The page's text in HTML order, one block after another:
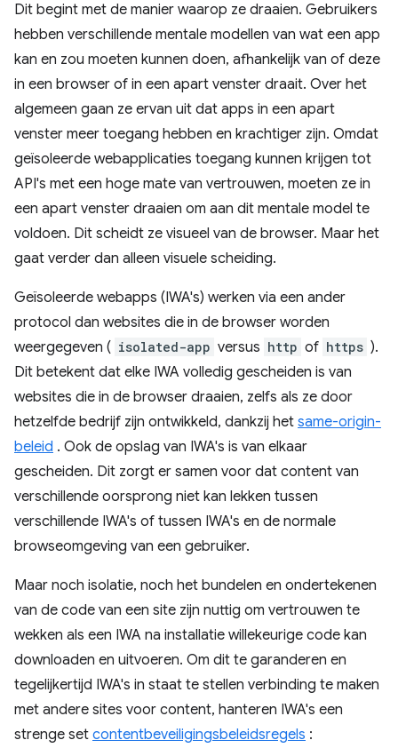
Dit begint met de manier waarop ze draaien. Gebruikers
hebben verschillende mentale modellen van wat een app
kan en zou moeten kunnen doen, afhankelijk van of deze
in een browser of in een apart venster draait. Over het
algemeen gaan ze ervan uit dat apps in een apart
venster meer toegang hebben en krachtiger zijn. Omdat
geïsoleerde webapplicaties toegang kunnen krijgen tot
API's met een hoge mate van vertrouwen, moeten ze in
een apart venster draaien om aan dit mentale model te
voldoen. Dit scheidt ze visueel van de browser. Maar het
gaat verder dan alleen visuele scheiding.
Geïsoleerde webapps (IWA's) werken via een ander
protocol dan websites die in de browser worden
weergegeven ( isolated-app versus http of https ).
Dit betekent dat elke IWA volledig gescheiden is van
websites die in de browser draaien, zelfs als ze door
hetzelfde bedrijf zijn ontwikkeld, dankzij het same-origin-
beleid . Ook de opslag van IWA's is van elkaar
gescheiden. Dit zorgt er samen voor dat content van
verschillende oorsprong niet kan lekken tussen
verschillende IWA's of tussen IWA's en de normale
browseomgeving van een gebruiker.
Maar noch isolatie, noch het bundelen en ondertekenen
van de code van een site zijn nuttig om vertrouwen te
wekken als een IWA na installatie willekeurige code kan
downloaden en uitvoeren. Om dit te garanderen en
tegelijkertijd IWA's in staat te stellen verbinding te maken
met andere sites voor content, hanteren IWA's een
strenge set contentbeveiligingsbeleidsregels :